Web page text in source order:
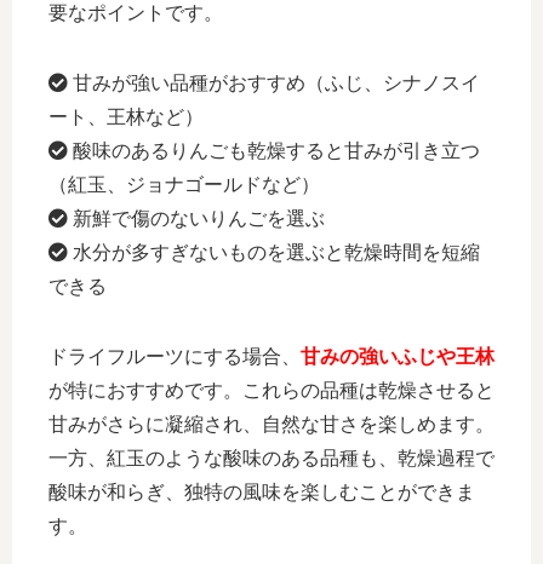
要なポイントです。
甘みが強い品種がおすすめ（ふじ、シナノスイ
ート、王林など）
酸味のあるりんごも乾燥すると甘みが引き立つ
（紅玉、ジョナゴールドなど）
新鮮で傷のないりんごを選ぶ
水分が多すぎないものを選ぶと乾燥時間を短縮
できる
ドライフルーツにする場合、 甘みの強いふじや王林
が特におすすめです。これらの品種は乾燥させると
甘みがさらに凝縮され、自然な甘さを楽しめます。
一方、紅玉のような酸味のある品種も、乾燥過程で
酸味が和らぎ、独特の風味を楽しむことができま
す。